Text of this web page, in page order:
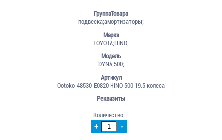
ГруппаТовара
подвеска;амортизаторы;
Марка
TOYOTA;HINO;
Модель
DYNA;500;
Артикул
Ootoko-48530-E0820 HINO 500 19.5 колеса
Реквизиты
+ -
Количество: